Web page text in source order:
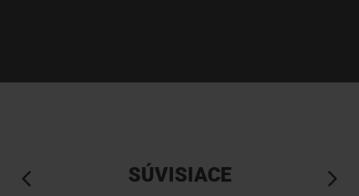
SÚVISIACE